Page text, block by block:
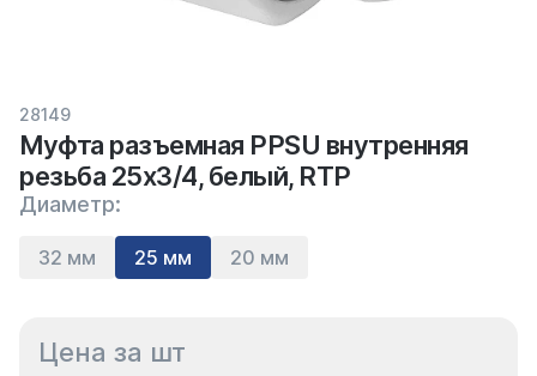
28149
Муфта разъемная PPSU внутренняя
резьба 25х3/4, белый, RTP
Диаметр:
32 мм 25 мм 20 мм
Цена за шт